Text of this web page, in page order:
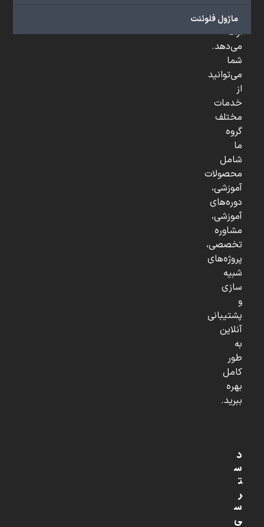
ماژول فلوئنت
...
ارائه
می‌دهد.
شما
می‌توانید
از
خدمات
مختلف
گروه
ما
شامل
محصولات
آموزشی،
دوره‌های
آموزشی،
مشاوره
تخصصی،
پروژه‌های
شبیه
سازی
و
پشتیبانی
آنلاین
به
طور
کامل
بهره
ببرید.
د
س
ت
ر
س
ی